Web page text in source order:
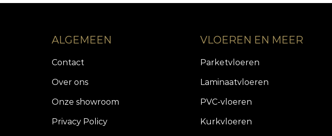
ALGEMEEN
Contact
Over ons
Onze showroom
Privacy Policy
VLOEREN EN MEER
Parketvloeren
Laminaatvloeren
PVC-vloeren
Kurkvloeren